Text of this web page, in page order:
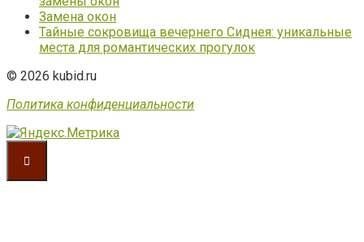
Замена окон
Тайные сокровища вечернего Сиднея: уникальные
места для романтических прогулок
© 2026 kubid.ru
Политика конфиденциальности